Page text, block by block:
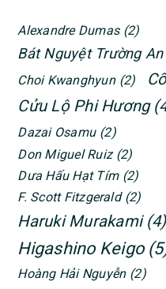
Alexandre Dumas (2)
Bát Nguyệt Trường An
Choi Kwanghyun (2)
Cửu Lộ Phi Hương
Dazai Osamu (2)
Don Miguel Ruiz (2)
Dưa Hấu Hạt Tím (2)
F. Scott Fitzgerald (2)
Haruki Murakami (4)
Higashino Keigo
Hoàng Hải Nguyễn (2)